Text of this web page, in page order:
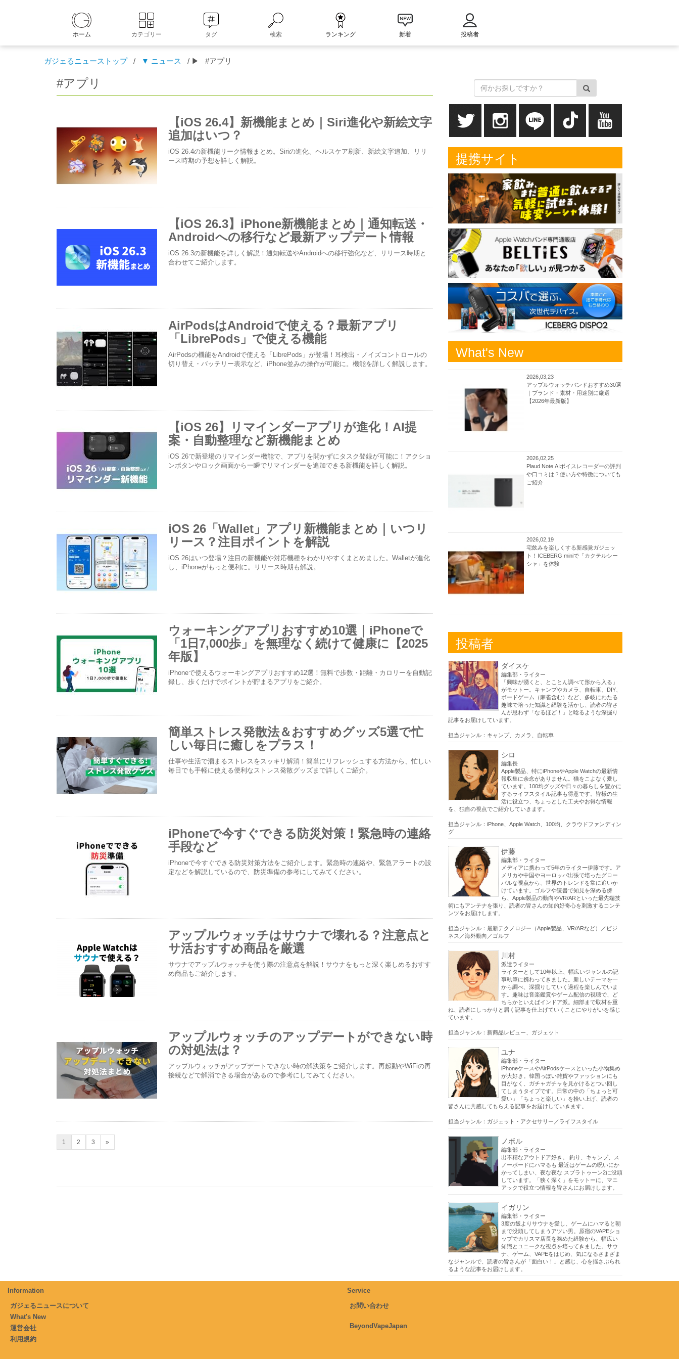
ホーム カテゴリー タグ 検索 ランキング 新着 投稿者
ガジェるニューストップ / ▼ ニュース / ▶ #アプリ
#アプリ
【iOS 26.4】新機能まとめ｜Siri進化や新絵文字
追加はいつ？
iOS 26.4の新機能リーク情報まとめ。Siriの進化、ヘルスケア刷新、新絵文字追加、リリ
ース時期の予想を詳しく解説。
【iOS 26.3】iPhone新機能まとめ｜通知転送・
Androidへの移行など最新アップデート情報
iOS 26.3の新機能を詳しく解説！通知転送やAndroidへの移行強化など、リリース時期と
合わせてご紹介します。
AirPodsはAndroidで使える？最新アプリ
「LibrePods」で使える機能
AirPodsの機能をAndroidで使える「LibrePods」が登場！耳検出・ノイズコントロールの
切り替え・バッテリー表示など、iPhone並みの操作が可能に。機能を詳しく解説します。
【iOS 26】リマインダーアプリが進化！AI提
案・自動整理など新機能まとめ
iOS 26で新登場のリマインダー機能で、アプリを開かずにタスク登録が可能に！アクショ
ンボタンやロック画面から一瞬でリマインダーを追加できる新機能を詳しく解説。
iOS 26「Wallet」アプリ新機能まとめ｜いつリ
リース？注目ポイントを解説
iOS 26はいつ登場？注目の新機能や対応機種をわかりやすくまとめました。Walletが進化
し、iPhoneがもっと便利に。リリース時期も解説。
ウォーキングアプリおすすめ10選｜iPhoneで
「1日7,000歩」を無理なく続けて健康に【2025
年版】
iPhoneで使えるウォーキングアプリおすすめ12選！無料で歩数・距離・カロリーを自動記
録し、歩くだけでポイントが貯まるアプリをご紹介。
簡単ストレス発散法＆おすすめグッズ5選で忙
しい毎日に癒しをプラス！
仕事や生活で溜まるストレスをスッキリ解消！簡単にリフレッシュする方法から、忙しい
毎日でも手軽に使える便利なストレス発散グッズまで詳しくご紹介。
iPhoneで今すぐできる防災対策！緊急時の連絡
手段など
iPhoneで今すぐできる防災対策方法をご紹介します。緊急時の連絡や、緊急アラートの設
定などを解説しているので、防災準備の参考にしてみてください。
アップルウォッチはサウナで壊れる？注意点と
サ活おすすめ商品を厳選
サウナでアップルウォッチを使う際の注意点を解説！サウナをもっと深く楽しめるおすす
め商品もご紹介します。
アップルウォッチのアップデートができない時
の対処法は？
アップルウォッチがアップデートできない時の解決策をご紹介します。再起動やWiFiの再
接続などで解消できる場合があるので参考にしてみてください。
1 2 3 »
提携サイト
What's New
2026,03,23
アップルウォッチバンドおすすめ30選
｜ブランド・素材・用途別に厳選
【2026年最新版】
2026,02,25
Plaud Note AIボイスレコーダーの評判
や口コミは？使い方や特徴についても
ご紹介
2026,02,19
宅飲みを楽しくする新感覚ガジェッ
ト！ICEBERG miniで「カクテルシー
シャ」を体験
投稿者
ダイスケ
編集部・ライター
「興味が湧くと、とことん調べて形から入る」
がモットー。キャンプやカメラ、自転車、DIY、
ボードゲーム（麻雀含む）など、多岐にわたる
趣味で培った知識と経験を活かし、読者の皆さ
んが思わず「なるほど！」と唸るような深掘り
記事をお届けしています。
担当ジャンル：キャンプ、カメラ、自転車
シロ
編集長
Apple製品、特にiPhoneやApple Watchの最新情
報収集に余念がありません。猫をこよなく愛し
ています。100均グッズや日々の暮らしを豊かに
するライフスタイル記事も得意です。皆様の生
活に役立つ、ちょっとした工夫やお得な情報
を、独自の視点でご紹介していきます。
担当ジャンル：iPhone、Apple Watch、100均、クラウドファンディン
グ
伊藤
編集部・ライター
メディアに携わって5年のライター伊藤です。ア
メリカや中国やヨーロッパ出張で培ったグロー
バルな視点から、世界のトレンドを常に追いか
けています。ゴルフや読書で知見を深める傍
ら、Apple製品の動向やVR/ARといった最先端技
術にもアンテナを張り、読者の皆さんの知的好奇心を刺激するコンテ
ンツをお届けします。
担当ジャンル：最新テクノロジー（Apple製品、VR/ARなど）／ビジ
ネス／海外動向／ゴルフ
川村
派遣ライター
ライターとして10年以上、幅広いジャンルの記
事執筆に携わってきました。新しいテーマを一
から調べ、深掘りしていく過程を楽しんでいま
す。趣味は音楽鑑賞やゲーム配信の視聴で、ど
ちらかといえばインドア派。細部まで取材を重
ね、読者にしっかりと届く記事を仕上げていくことにやりがいを感じ
ています。
担当ジャンル：新商品レビュー、ガジェット
ユナ
編集部・ライター
iPhoneケースやAirPodsケースといった小物集め
が大好き。韓国っぽい雑貨やファッションにも
目がなく、ガチャガチャを見かけるとつい回し
てしまうタイプです。日常の中の「ちょっと可
愛い」「ちょっと楽しい」を拾い上げ、読者の
皆さんに共感してもらえる記事をお届けしていきます。
担当ジャンル：ガジェット・アクセサリー／ライフスタイル
ノボル
編集部・ライター
出不精なアウトドア好き。 釣り、キャンプ、ス
ノーボードにハマるも 最近はゲームの呪いにか
かってしまい、夜な夜な スプラトゥーン2に没頭
しています。「狭く深く」をモットーに、マニ
アックで役立つ情報を皆さんにお届けします。
イガリン
編集部・ライター
3度の飯よりサウナを愛し、ゲームにハマると朝
まで没頭してしまうアツい男。原宿のVAPEショ
ップでカリスマ店長を務めた経験から、幅広い
知識とユニークな視点を培ってきました。サウ
ナ、ゲーム、VAPEをはじめ、気になるさまざま
なジャンルで、読者の皆さんが「面白い！」と感じ、心を揺さぶられ
るような記事をお届けします。
Information
ガジェるニュースについて
What's New
運営会社
利用規約
Service
お問い合わせ
BeyondVapeJapan